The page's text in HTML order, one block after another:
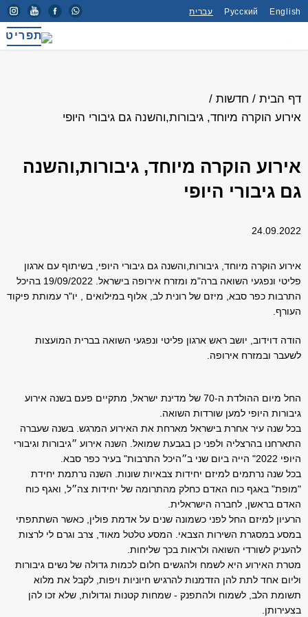
English
Русский עברית
תפריט
דף הבית / חדשות /
אירוע הוקרה מיוחד, גיבורות,והשנה גם גיבורי היופי
אירוע הוקרה מיוחד, גיבורות,והשנה
גם גיבורי היופי
24.09.2022
אירוע הוקרה מיוחד, גיבורות,והשנה גם גיבורי היופי, בשיתוף עם ארגון
פליטי ונפגעי השואה ברה"מ ומזרח אירופה בישראל. 19/09/2022 בהיכל
התרבות כפר סבא, מיזם של רונית לב, אלוף במילואים , יו"ר עמותת פיקוד
העורף.
הודה דוידוב, יושב ראש ארגון פליטי ונפגעי השואה בברית המועצות
לשעבר ובמזרח אירופה.
החל מיום ההולדת ה-70 של מדינת ישראל, מתקיים פעם בשנה אירוע
גיבורות היופי למען שורדות השואה.
בכל שנה עיר אחרת בישראל מארחת את האירוע המרגש. בשנה שעברה
התארחנו בהרצליה ולפני כן בגבעת שמואל. השנה אירוע ״גיבורות וגיבורי
היופי 2022" הייה ביום שני ב״היכל התרבות" בעיר כפר סבא.
בכל שנה נרתמים למיזם יחידות צבאיות שונות. השנה נרתמת יחידת
"מופת" באגף כוח האדם כחלק מהתרומה של יחידות צה״ל, ואגף כוח
האדם בראשן, לחברה הישראלית.
הרעיון למיזם החל לפני כשמונה שנים על אדמת פולין, כאשר השתתפתי
במסע במסגרת השירות הצבאי. המסע טלטל מאוד, צרב וגרם לי לרצות
להעניק לשורדי השואה ולראות בכך שליחות.
מטרת האירוע היא לשמח ולהגשים חלום לכמות גדולה של נשים גיבורות
וליום אחד לתת להן הזדמנות להרגיש חיוניות ויפות, לקבל את מלוא
תשומת הלב, לשמוח ולהתפנק - שמחות קטנות וגדולות, שלא זכו להן
בצעירותן.